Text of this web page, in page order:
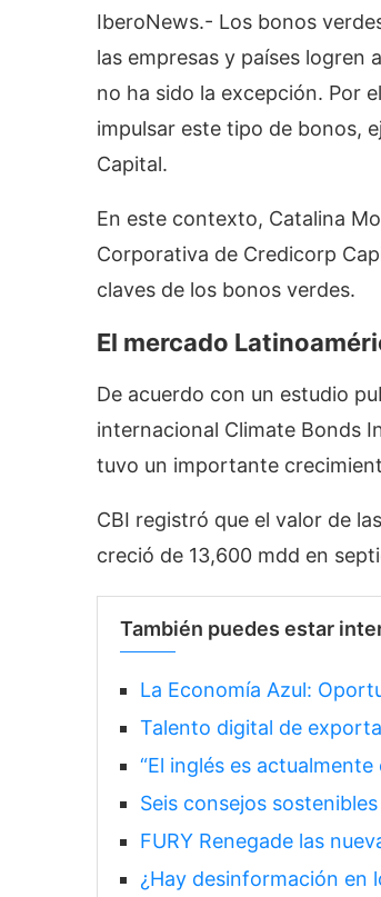
IberoNews.- Los bonos
las empresas y países logren
no ha sido la excepción. Por
impulsar este tipo de bonos,
Capital.
En este contexto, Catalina
Corporativa de Credicorp
claves de los bonos verdes.
El mercado
De acuerdo con un estudio
internacional Climate Bonds
tuvo un importante
CBI registró que el valor de
creció de 13,600 mdd en
También puedes estar
La Economía Azul:
Talento digital de
“El inglés es
Seis consejos sostenibles
FURY Renegade las
¿Hay desinformación en